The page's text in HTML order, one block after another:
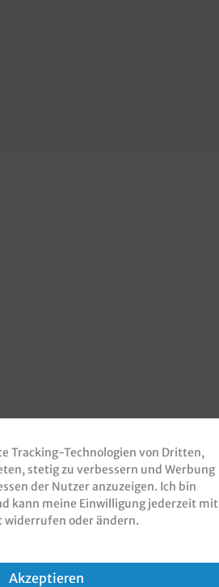
Tracking-Technologien von Dritten,
stetig zu verbessern und Werbung
der Nutzer anzuzeigen. Ich bin
kann meine Einwilligung jederzeit mit
oder ändern.
Akzeptieren